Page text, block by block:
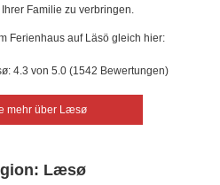
Familie zu verbringen.
Ferienhaus auf Läsö gleich hier:
mehr über Læsø
4.3 von 5.0 (1542 Bewertungen)
Læsø